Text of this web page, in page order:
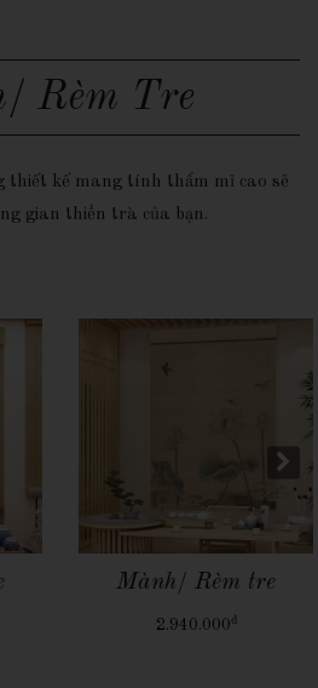
Rèm Tre
thiết kế mang tính thẩm mĩ cao sẽ
gian thiền trà của bạn.
Quick View
Mành/ Rèm tre
2.940.000đ